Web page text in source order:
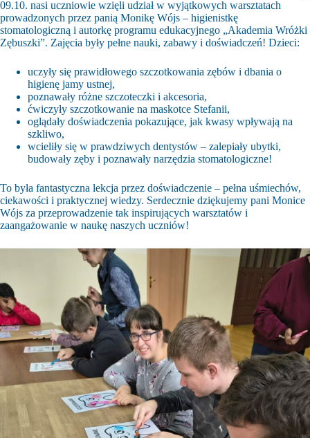
09.10. nasi uczniowie wzięli udział w wyjątkowych warsztatach
prowadzonych przez panią Monikę Wójs – higienistkę
stomatologiczną i autorkę programu edukacyjnego „Akademia Wróżki
Zębuszki”. Zajęcia były pełne nauki, zabawy i doświadczeń! Dzieci:
uczyły się prawidłowego szczotkowania zębów i dbania o
higienę jamy ustnej,
poznawały różne szczoteczki i akcesoria,
ćwiczyły szczotkowanie na maskotce Stefanii,
oglądały doświadczenia pokazujące, jak kwasy wpływają na
szkliwo,
wcieliły się w prawdziwych dentystów – zalepiały ubytki,
budowały zęby i poznawały narzędzia stomatologiczne!
To była fantastyczna lekcja przez doświadczenie – pełna uśmiechów,
ciekawości i praktycznej wiedzy. Serdecznie dziękujemy pani Monice
Wójs za przeprowadzenie tak inspirujących warsztatów i
zaangażowanie w naukę naszych uczniów!